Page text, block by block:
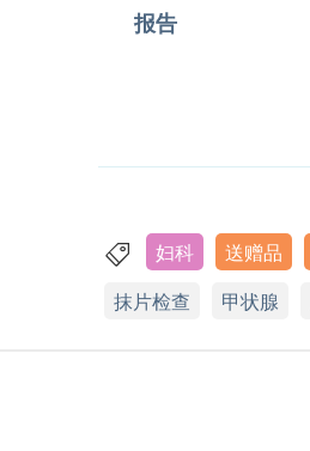
报告
妇科 送赠品
抹片检查
甲状腺